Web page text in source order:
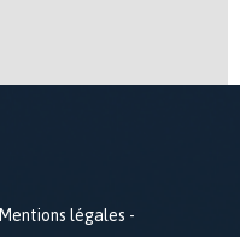
Mentions légales -